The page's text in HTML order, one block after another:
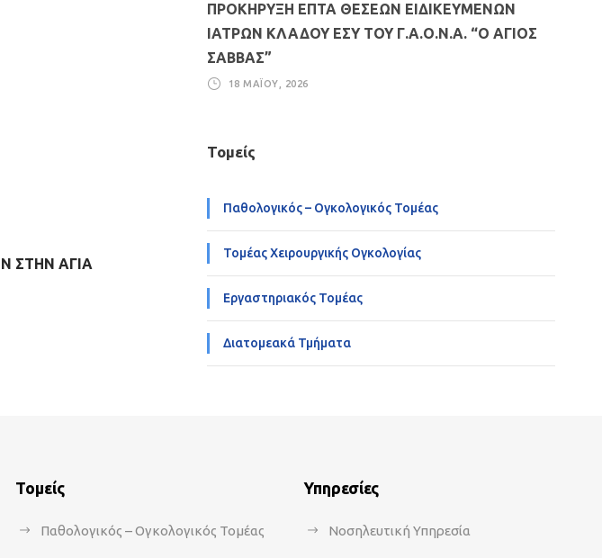
ΣΤΗΝ ΑΓΙΑ
ΠΡΟΚΗΡΥΞΗ ΕΠΤΑ ΘΕΣΕΩΝ ΕΙΔΙΚΕΥΜΕΝΩΝ
ΙΑΤΡΩΝ ΚΛΑΔΟΥ ΕΣΥ ΤΟΥ Γ.Α.Ο.Ν.Α. “Ο ΑΓΙΟΣ
ΣΑΒΒΑΣ”
18 ΜΑΪ́ΟΥ, 2026
Τομείς
Παθολογικός – Ογκολογικός Τομέας
Τομέας Χειρουργικής Ογκολογίας
Εργαστηριακός Τομέας
Διατομεακά Τμήματα
Τομείς
Παθολογικός – Ογκολογικός Τομέας
Υπηρεσίες
Νοσηλευτική Υπηρεσία